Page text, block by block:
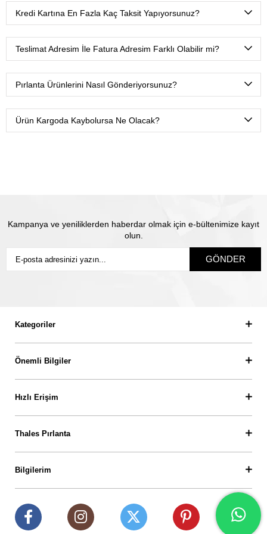
pahalıya kendilerinden almanızı sağlamaktır.
şifrelemektedir. Sitemizden gönül rahatlığıyla %100
güvenli alışveriş yapabilirsiniz.
gerçekleştirebilirsiniz. Kapıda ödeme seçeneğimiz yoktur.
Kredi Kartına En Fazla Kaç Taksit Yapıyorsunuz?
yapabiliyoruz.
Teslimat Adresim İle Fatura Adresim Farklı Olabilir mi?
farklı tanımlamanız yeterli olacaktır.
Pırlanta Ürünlerini Nasıl Gönderiyorsunuz?
olduğunuz isme teslim olacak şekilde sigortalı olarak
gönderiyoruz.
Ürün Kargoda Kaybolursa Ne Olacak?
Kampanya ve yeniliklerden haberdar olmak için e-bültenimize kayıt
olun.
GÖNDER
Kategoriler
Önemli Bilgiler
Hızlı Erişim
Thales Pırlanta
Bilgilerim